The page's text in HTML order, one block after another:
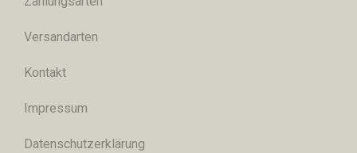
Versandarten
Kontakt
Impressum
Datenschutzerklärung